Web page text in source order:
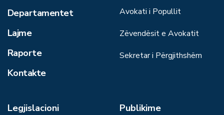
Departamentet
Lajme
Raporte
Kontakte
Avokati i Popullit
Zëvendësit e Avokatit
Sekretar i Përgjithshëm
Legjislacioni Publikime